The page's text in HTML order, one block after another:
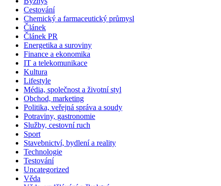
Cestování
Chemický a farmaceutický průmysl
Článek
Článek PR
Energetika a suroviny
Finance a ekonomika
IT a telekomunikace
Kultura
Lifestyle
Média, společnost a životní styl
Obchod, marketing
Politika, veřejná správa a soudy
Potraviny, gastronomie
Služby, cestovní ruch
Sport
Stavebnictví, bydlení a reality
Technologie
Testování
Uncategorized
Věda